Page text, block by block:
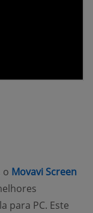
o Movavi Screen
para PC. Este